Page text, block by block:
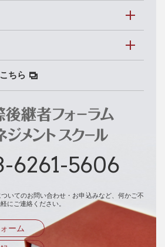
ちら
6261-5606
いてのお問い合わせ・お申込みなど、 何かご不
にご連絡ください。
ーム